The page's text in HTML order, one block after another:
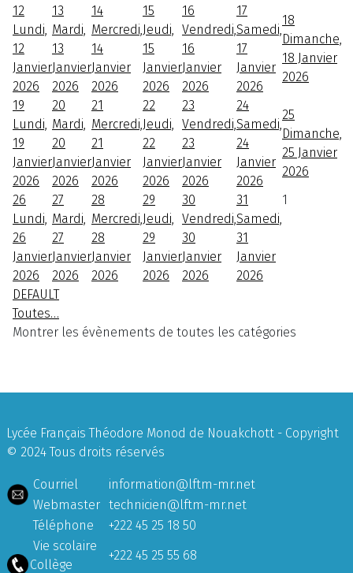
12
Lundi,
12
Janvier
2026
13
Mardi,
13
Janvier
2026
14
Mercredi,
14
Janvier
2026
15
Jeudi,
15
Janvier
2026
16
Vendredi,
16
Janvier
2026
17
Samedi,
17
Janvier
2026
18
Dimanche,
18 Janvier
2026
19
Lundi,
19
Janvier
2026
20
Mardi,
20
Janvier
2026
21
Mercredi,
21
Janvier
2026
22
Jeudi,
22
Janvier
2026
23
Vendredi,
23
Janvier
2026
24
Samedi,
24
Janvier
2026
25
Dimanche,
25 Janvier
2026
26
Lundi,
26
Janvier
2026
27
Mardi,
27
Janvier
2026
28
Mercredi,
28
Janvier
2026
29
Jeudi,
29
Janvier
2026
30
Vendredi,
30
Janvier
2026
31
Samedi,
31
Janvier
2026
1
DEFAULT
Toutes…
Montrer les évènements de toutes les catégories
Lycée Français Théodore Monod de Nouakchott - Copyright
© 2024 Tous droits réservés
Courriel
information@lftm-mr.net
Webmaster technicien@lftm-mr.net
Téléphone
+222 45 25 18 50
Vie scolaire
Collège
+222 45 25 55 68